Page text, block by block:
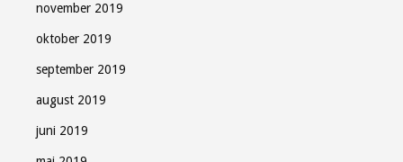
november 2019
oktober 2019
september 2019
august 2019
juni 2019